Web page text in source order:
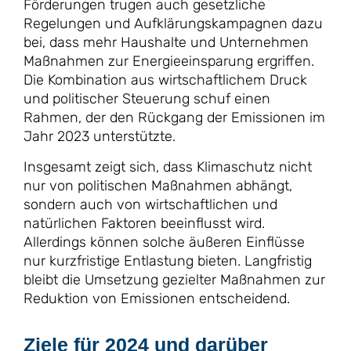
Förderungen trugen auch gesetzliche
Regelungen und Aufklärungskampagnen dazu
bei, dass mehr Haushalte und Unternehmen
Maßnahmen zur Energieeinsparung ergriffen.
Die Kombination aus wirtschaftlichem Druck
und politischer Steuerung schuf einen
Rahmen, der den Rückgang der Emissionen im
Jahr 2023 unterstützte.
Insgesamt zeigt sich, dass Klimaschutz nicht
nur von politischen Maßnahmen abhängt,
sondern auch von wirtschaftlichen und
natürlichen Faktoren beeinflusst wird.
Allerdings können solche äußeren Einflüsse
nur kurzfristige Entlastung bieten. Langfristig
bleibt die Umsetzung gezielter Maßnahmen zur
Reduktion von Emissionen entscheidend.
Ziele für 2024 und darüber